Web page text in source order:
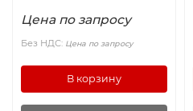
Цена по запросу
Без НДС: Цена по запросу
В корзину